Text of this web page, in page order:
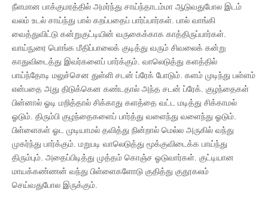
நீளமான பாக்குமரத்தில் அமர்ந்து சாய்ந்தாடம்மா ஆடுவதுபோல இடம்
வலம் உடல் சாய்ந்து பால் கறப்பதைப் பார்ப்பார்கள். பால் வாங்கி
வைத்துவிட்டு கன்றுகுட்டியின் வருகைக்காக காத்திருப்பார்கள்.
வாய்நுரை பொங்க மீதிப்பாலைக் குடித்து வரும் சிவலைக் கன்று
காதுவிடைத்து இவர்களைப் பார்க்கும். வாலெடுத்து களத்தில்
பாய்ந்தோடி மலுச்சென துள்ளி சடன் ப்ரேக் போடும். களம் முடிந்து பள்ளம்
என்பதை அது திடுக்கென கண்டதால் அந்த சடன் ப்ரேக். குழந்தைகள்
பின்னால் ஓடி மறித்தால் சிக்காது களத்தை வட்ட மடித்து சிக்காமல்
ஓடும். திரும்பி குழந்தைகளைப் பார்த்து வளைந்து வளைந்து ஓடும்.
பிள்ளைகள் ஓட முடியாமல் தவித்து நின்றால் மெல்ல அருகில் வந்து
முகர்ந்து பார்க்கும். மறுபடி வாலெடுத்து மூக்குவிடைக்க பாய்ந்து
திரும்பும். அதைப்பிடித்து முத்தம் கொஞ்ச ஓடுவார்கள். குட்டியான
மாயக்கண்ணன் வந்து பிள்ளைகளோடு குதித்து குதூகலம்
செய்வதுபோல இருக்கும்.